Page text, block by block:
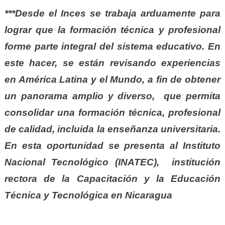
***Desde el Inces se trabaja arduamente para
lograr que la formación técnica y profesional
forme parte integral del sistema educativo. En
este hacer, se están revisando experiencias
en América Latina y el Mundo, a fin de obtener
un panorama amplio y diverso, que permita
consolidar una formación técnica, profesional
de calidad, incluida la enseñanza universitaria.
En esta oportunidad se presenta al Instituto
Nacional Tecnológico (INATEC),
institución
rectora de la Capacitación y la Educación
Técnica y Tecnológica en Nicaragua